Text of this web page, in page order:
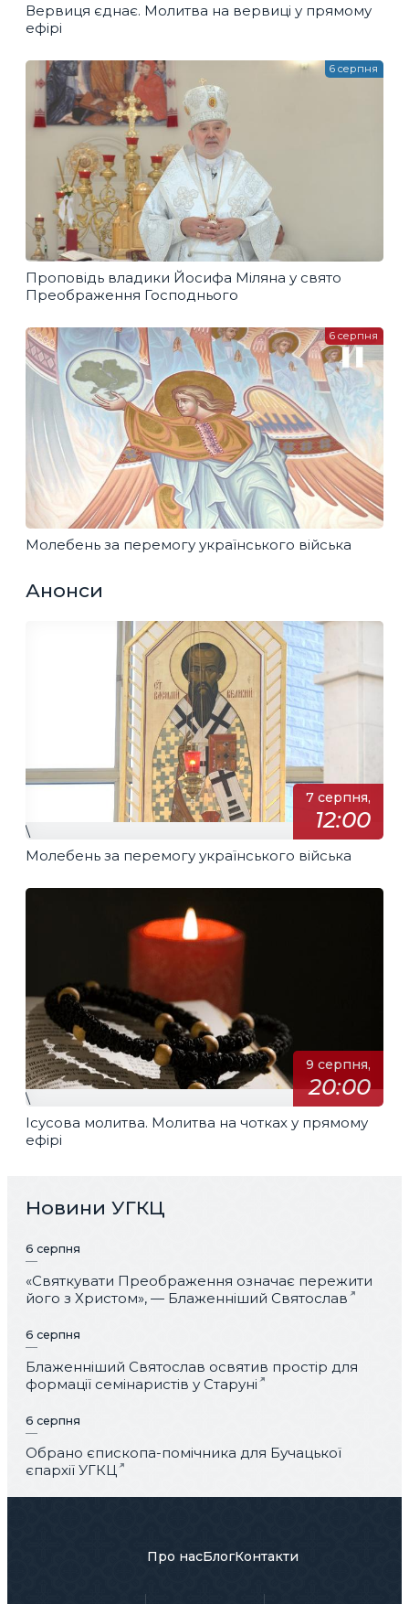
Вервиця єднає. Молитва на вервиці у прямому
ефірі
Проповідь владики Йосифа Міляна у свято
Преображення Господнього
6 серпня
Молебень за перемогу українського війська
6 серпня
Анонси
7 серпня,
12:00
\
Молебень за перемогу українського війська
9 серпня,
20:00
\
Ісусова молитва. Молитва на чотках у прямому
ефірі
Новини УГКЦ
6 серпня
«Святкувати Преображення означає пережити
його з Христом», — Блаженніший Святослав
6 серпня
Блаженніший Святослав освятив простір для
формації семінаристів у Старуні
6 серпня
Обрано єпископа-помічника для Бучацької
єпархії УГКЦ
Про насБлогКонтакти